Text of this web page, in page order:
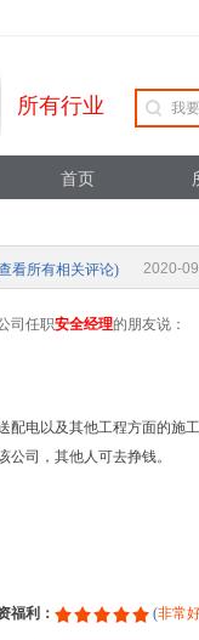
所有行业
首页
看所有相关评论) 2020-
司任职安全经理的朋友说：
配电以及其他工程方面的施
司，其他人可去挣钱。
福利： (非常